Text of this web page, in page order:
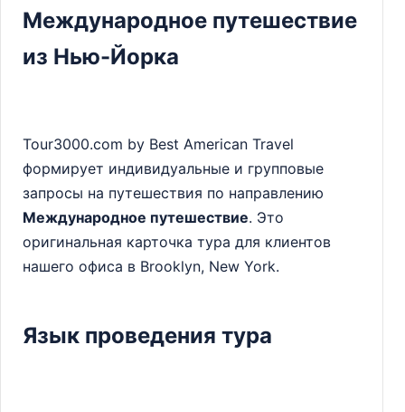
Международное путешествие
из Нью-Йорка
Tour3000.com by Best American Travel
формирует индивидуальные и групповые
запросы на путешествия по направлению
Международное путешествие. Это
оригинальная карточка тура для клиентов
нашего офиса в Brooklyn, New York.
Язык проведения тура